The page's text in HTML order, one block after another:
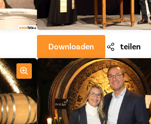
Downloaden teilen